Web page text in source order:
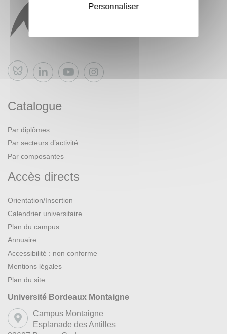
Bluesky
Catalogue
Par diplômes
Par secteurs d’activité
Par composantes
Accès directs
Orientation/Insertion
Calendrier universitaire
Plan du campus
Annuaire
Accessibilité : non conforme
Mentions légales
Plan du site
Université Bordeaux Montaigne
Campus Montaigne
Esplanade des Antilles
Personnaliser